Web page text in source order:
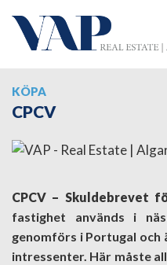
KÖPA
CPCV
CPCV – Skuldebrevet
fastighet används i
genomförs i Portugal
intressenter. Här måste